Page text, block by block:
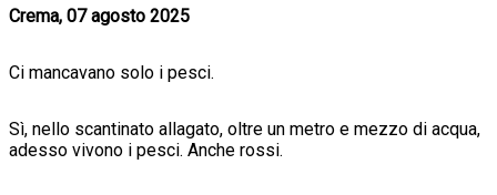
Crema, 07 agosto 2025
Ci mancavano solo i pesci.
Sì, nello scantinato allagato, oltre un metro e mezzo di acqua,
adesso vivono i pesci. Anche rossi.